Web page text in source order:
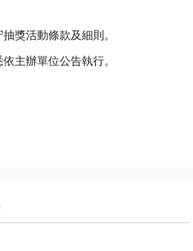
獎活動條款及細則。
主辦單位公告執行。